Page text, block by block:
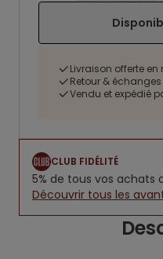
Livraison offerte
Retour &
Vendu et expédié
CLUB FIDÉLITÉ
5% de tous vos
Découvrir tous les